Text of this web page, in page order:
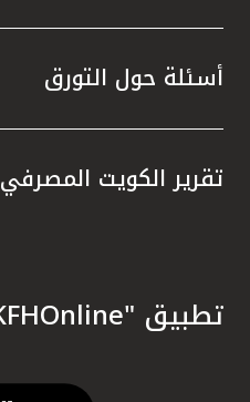
أسئلة حول التورق
تقرير الكويت المصرفي
تطبيق "KFHOnline" للهواتف الذكية